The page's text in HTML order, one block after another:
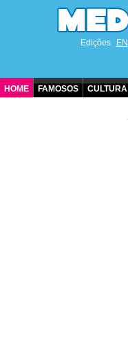
Edições EN
HOME FAMOSOS CULTURA